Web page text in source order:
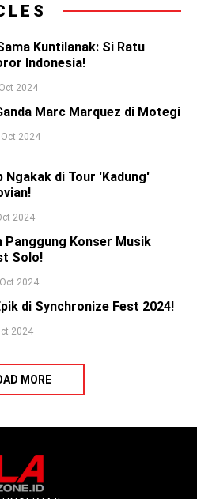
Kuntilanak: Si Ratu
Indonesia!
2024
Marc Marquez di Motegi
2024
Ngakak di Tour 'Kadung'
2024
Panggung Konser Musik
Solo!
2024
di Synchronize Fest 2024!
2024
MORE